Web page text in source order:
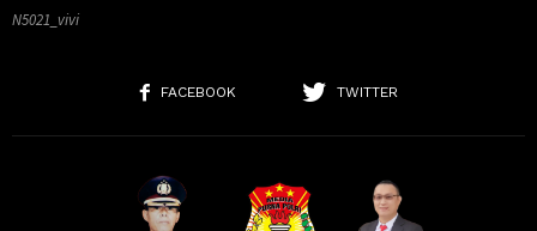
N5021_vivi
FACEBOOK TWITTER